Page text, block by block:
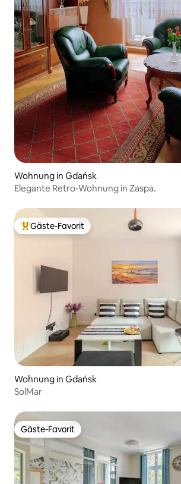
Wohnung in Gdańsk
Elegante Retro-Wohnung in Zaspa.
Beliebter Gäste-Favorit.
Gäste-Favorit
Wohnung in Gdańsk
SolMar
Gäste-Favorit
Gäste-Favorit